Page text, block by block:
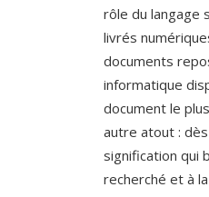
rôle du langage
livrés
documents
informatique
document le
autre atout :
signification qui
recherché et à